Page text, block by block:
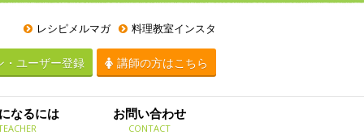
レシピメルマガ 料理教室インスタ
・ユーザー登録 講師の方はこちら
なるには お問い合わせ
CONTACT